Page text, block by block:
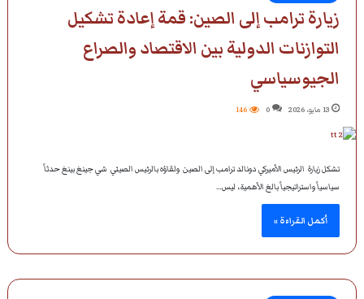
زيارة ترامب إلى الصين: قمة إعادة تشكيل
التوازنات الدولية بين الاقتصاد والصراع
الجيوسياسي
13 مايو، 2026 0
146
تشكل زيارة الرئيس الأميركي دونالد ترامب إلى الصين ولقاؤه بالرئيس الصيني شي جينغ بينغ حدثاً
سياسياً واستراتيجياً بالغ الأهمية، ليس…
أكمل القراءة »